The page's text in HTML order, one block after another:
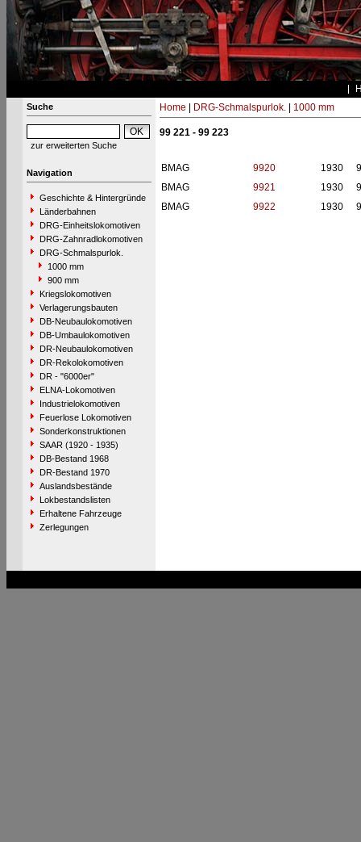
Suche
zur erweiterten Suche
Navigation
Geschichte & Hintergründe
Länderbahnen
DRG-Einheitslokomotiven
DRG-Zahnradlokomotiven
DRG-Schmalspurlok.
1000 mm
900 mm
Kriegslokomotiven
Verlagerungsbauten
DB-Neubaulokomotiven
DB-Umbaulokomotiven
DR-Neubaulokomotiven
DR-Rekolokomotiven
DR - "6000er"
ELNA-Lokomotiven
Industrielokomotiven
Feuerlose Lokomotiven
Sonderkonstruktionen
SAAR (1920 - 1935)
DB-Bestand 1968
DR-Bestand 1970
Auslandsbestände
Lokbestandslisten
Erhaltene Fahrzeuge
Zerlegungen
Home DRG-Schmalspurlok.| 1000 mm
99 221 - 99 223
BMAG 9920 1930
BMAG
9921 1930
BMAG
9922 1930